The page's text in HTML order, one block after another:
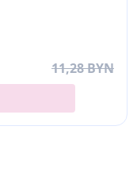
11,28 BYN